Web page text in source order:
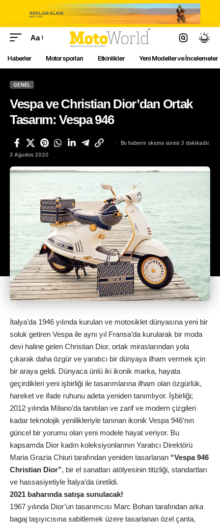
Aa
Haberler Motor sporları Etkinlikler Yeni Modeller ve İncelemeler
GENEL
Vespa ve Christian Dior’dan Ortak
Tasarım: Vespa 946
3 Ağustos 2020
Bu haberin okuma süresi 3 dakikadır.
İtalya’da 1946 yılında kurulan ve motosiklet dünyasına yeni bir
soluk getiren Vespa ile aynı yıl Fransa’da kurularak bir moda
devi haline gelen Christian Dior, ortak miraslarından yola
çıkarak daha özgür ve yaratıcı bir dünyaya ilham vermek için
bir araya geldi. Dünyaca ünlü iki ikonik marka, hayata
geçirdikleri yeni işbirliği ile tasarımlarına ilham olan özgürlük,
hareket ve ifade ruhunu adeta yeniden tanımlıyor. İşbirliği;
2012 yılında Milano’da tanıtılan ve zarif ve modern çizgileri
kadar teknolojik yenilikleriyle tanınan ikonik Vespa 946’nın
güncel bir yorumu olan yeni modele hayat veriyor. Bu
kapsamda Dior kadın koleksiyonlarının Yaratıcı Direktörü
Maria Grazia Chiuri tarafından yeniden tasarlanan “Vespa 946
Christian Dior”, bir el sanatları atölyesinin titizliği, standartları
ve hassasiyetiyle İtalya’da üretildi.
2021 baharında satışa sunulacak!
1967 yılında Dior’un tasarımcısı Marc Bohan tarafından arka
bagaj taşıyıcısına sabitlemek üzere tasarlanan özel çanta,